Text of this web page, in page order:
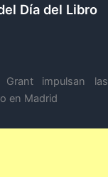
Día del Libro
impulsan las
en Madrid